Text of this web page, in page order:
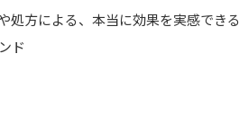
処方による、本当に効果を実感できる
ド